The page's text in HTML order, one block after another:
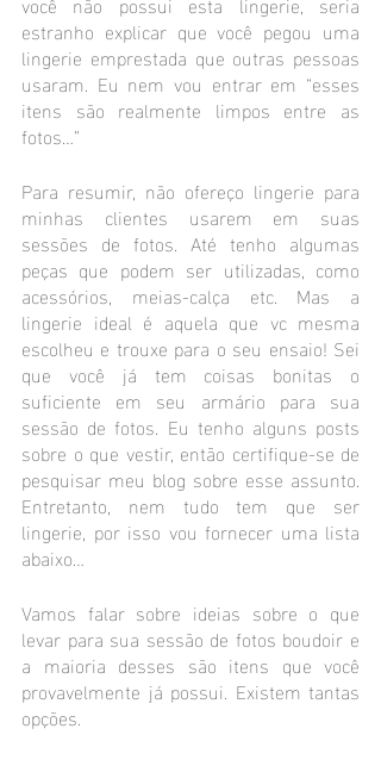
estranho explicar que você pegou uma
lingerie emprestada que outras pessoas
usaram. Eu nem vou entrar em “esses
itens são realmente limpos entre as
fotos…”
Para resumir, não ofereço lingerie para
minhas clientes usarem em suas
sessões de fotos. Até tenho algumas
peças que podem ser utilizadas, como
acessórios, meias-calça etc. Mas a
lingerie ideal é aquela que vc mesma
escolheu e trouxe para o seu ensaio! Sei
que você já tem coisas bonitas o
suficiente em seu armário para sua
sessão de fotos. Eu tenho alguns posts
sobre o que vestir, então certifique-se de
pesquisar meu blog sobre esse assunto.
Entretanto, nem tudo tem que ser
lingerie, por isso vou fornecer uma lista
abaixo…
Vamos falar sobre ideias sobre o que
levar para sua sessão de fotos boudoir e
a maioria desses são itens que você
provavelmente já possui. Existem tantas
opções.